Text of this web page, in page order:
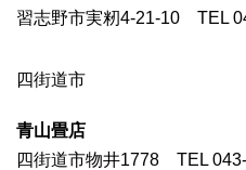
習志野市実籾4-21-10 TEL
四街道市
青山畳店
四街道市物井1778 TEL